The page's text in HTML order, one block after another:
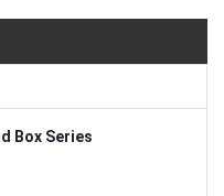
Box Series